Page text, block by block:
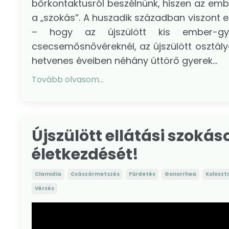
bőrkontaktusról beszélnünk, hiszen az
a „szokás”. A huszadik században
– hogy az újszülött kis ember-
csecsemősnővéreknél, az újszülött
hetvenes éveiben néhány úttörő gyerek...
Tovább olvasom...
Újszülött ellátási
életkezdését!
Clamidia Császármetszés Fürdetés Gonorrhea
Vérzés